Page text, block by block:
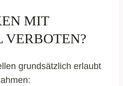
MIT
grundsätzlich erlaubt